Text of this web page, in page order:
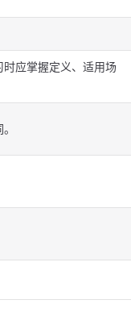
应掌握定义、适用场